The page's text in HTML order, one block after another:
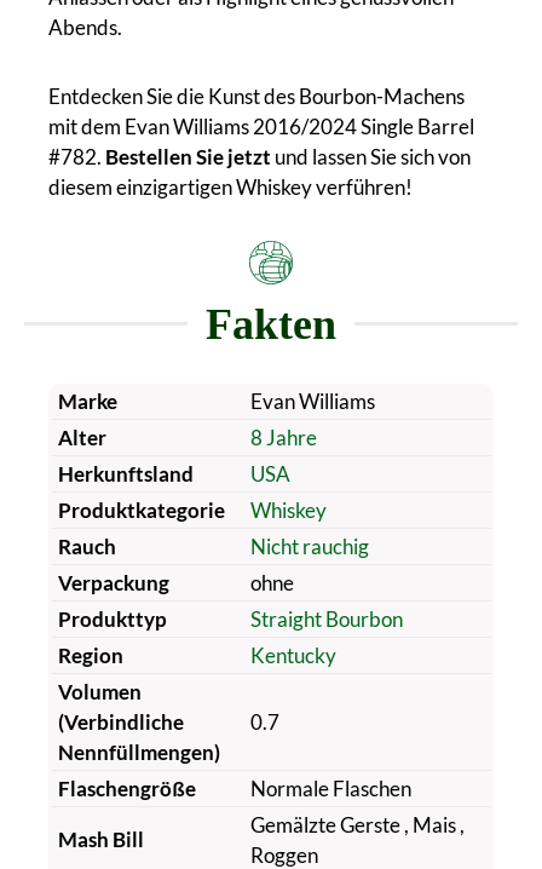
Abends.
Entdecken Sie die Kunst des Bourbon-Machens
mit dem Evan Williams 2016/2024 Single Barrel
#782. Bestellen Sie jetzt und lassen Sie sich von
diesem einzigartigen Whiskey verführen!
Fakten
Marke
Evan Williams
Alter
8 Jahre
Herkunftsland
USA
Produktkategorie
Whiskey
Rauch
Nicht rauchig
Verpackung
ohne
Produkttyp
Straight Bourbon
Region
Kentucky
Volumen
(Verbindliche
Nennfüllmengen)
0.7
Flaschengröße
Normale Flaschen
Mash Bill
Gemälzte Gerste, Mais,
Roggen